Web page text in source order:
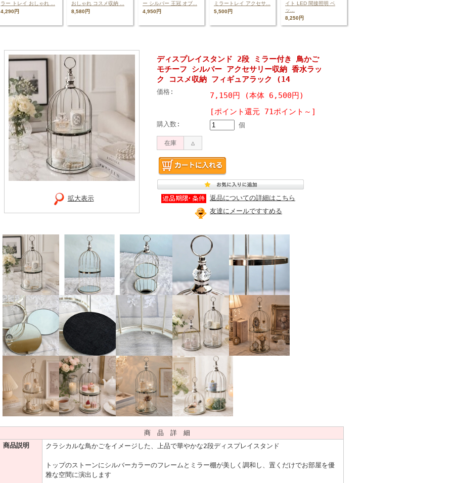
ラー トレイ おしゃれ ...
4,290円
おしゃれ コスメ収納 ...
8,580円
ー シルバー 王冠 オブ...
4,950円
ミラートレイ アクセサ...
5,500円
イト LED 間接照明 ベ
ッ...
8,250円
拡大表示
ディスプレイスタンド 2段 ミラー付き 鳥かご
モチーフ シルバー アクセサリー収納 香水ラッ
ク コスメ収納 フィギュアラック (14
価格:
7,150円 (本体 6,500円)
[ポイント還元 71ポイント～]
購入数: 個
在庫 △
返品についての詳細はこちら
友達にメールですすめる
商 品 詳 細
商品説明
クラシカルな鳥かごをイメージした、上品で華やかな2段ディスプレイスタンド
トップのストーンにシルバーカラーのフレームとミラー棚が美しく調和し、置くだけでお部屋を優
雅な空間に演出します